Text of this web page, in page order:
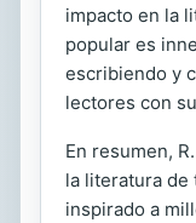
impacto en la
popular es
escribiendo y
lectores con
En resumen,
la literatura
inspirado a